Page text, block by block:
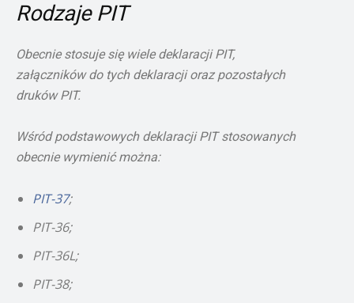
Rodzaje PIT
Obecnie stosuje się wiele deklaracji PIT,
załączników do tych deklaracji oraz pozostałych
druków PIT.
Wśród podstawowych deklaracji PIT stosowanych
obecnie wymienić można:
PIT-37;
PIT-36;
PIT-36L;
PIT-38;